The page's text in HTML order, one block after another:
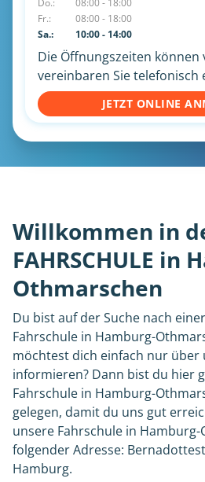
Do.:
08:00 - 18:00
Fr.:
08:00 - 18:00
Sa.:
10:00 - 14:00
Die Öffnungszeiten können
vereinbaren Sie telefonisch
JETZT ONLINE
Willkommen in
FAHRSCHULE in
Othmarschen
Du bist auf der Suche nach
Fahrschule in Hamburg-
möchtest dich einfach nur über
informieren? Dann bist du hier
Fahrschule in Hamburg-
gelegen, damit du uns gut
unsere Fahrschule in
folgender Adresse:
Hamburg.